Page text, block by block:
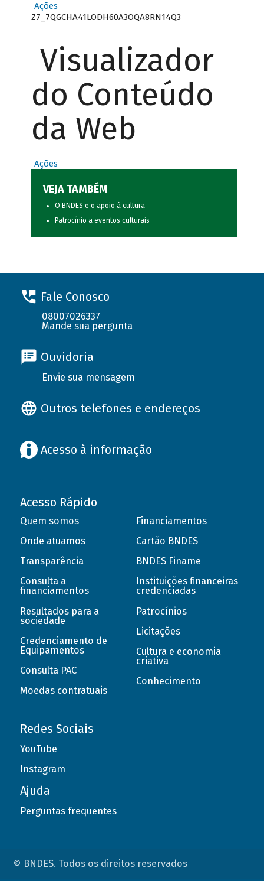
Ações
Z7_7QGCHA41LODH60A3OQA8RN14Q3
Visualizador
do Conteúdo
da Web
Ações
VEJA TAMBÉM
O BNDES e o apoio à cultura
Patrocínio a eventos culturais
Fale Conosco
08007026337
Mande sua pergunta
Ouvidoria
Envie sua mensagem
Outros telefones e endereços
Acesso à informação
Acesso Rápido
Quem somos
Onde atuamos
Transparência
Consulta a
financiamentos
Resultados para a
sociedade
Credenciamento de
Equipamentos
Consulta PAC
Moedas contratuais
Financiamentos
Cartão BNDES
BNDES Finame
Instituições financeiras
credenciadas
Patrocínios
Licitações
Cultura e economia
criativa
Conhecimento
Redes Sociais
YouTube
Instagram
Ajuda
Perguntas frequentes
© BNDES. Todos os direitos reservados